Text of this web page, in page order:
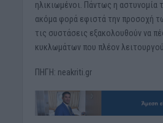
ηλικιωμένοι. Πάντως η αστυνομία
ακόμα φορά εφιστά την προσοχή
τις συστάσεις εξακολουθούν να
κυκλωμάτων που πλέον
ΠΗΓΗ: neakriti.gr